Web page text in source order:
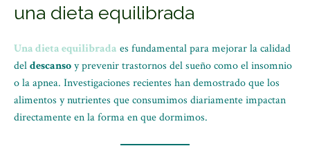
una dieta equilibrada
Una dieta equilibrada es fundamental para mejorar la calidad
deldescansoy prevenir trastornos del sueño como el insomnio
o la apnea. Investigaciones recientes han demostrado que los
alimentos y nutrientes que consumimos diariamente impactan
directamente en la forma en que dormimos.